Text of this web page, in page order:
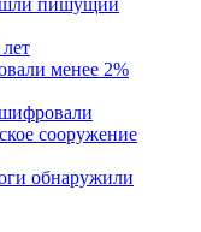
менее 2%
сооружение
обнаружили